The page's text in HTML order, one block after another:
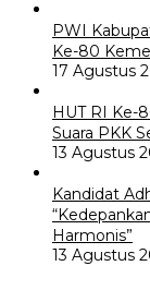
PWI
Ke-80
17 Agustus
HUT RI Ke-
Suara PKK
13 Agustus
Kandidat
Harmonis”
13 Agustus